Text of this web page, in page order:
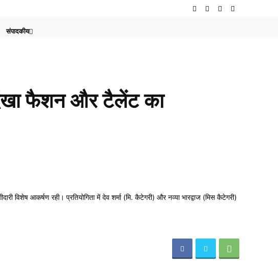
संपादकीय
फैशन और टैलेंट का
विशेष आकर्षण रही। प्रतियोगिता में देव शर्मा (मि. कैटेगरी) और नव्या भारद्वाज (मिस कैटेगरी)